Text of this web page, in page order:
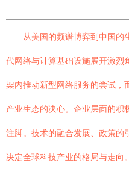
从美国的频谱博弈到中国的
代网络与计算基础设施展开激烈
架内推动新型网络服务的尝试，
产业生态的决心。企业层面的积
注脚。技术的融合发展、政策的
决定全球科技产业的格局与走向。